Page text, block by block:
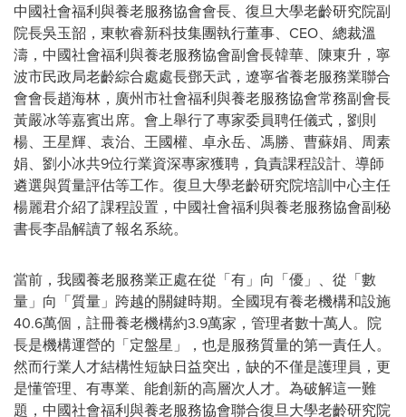
中國社會福利與養老服務協會會長、復旦大學老齡研究院副
院長吳玉韶，東軟睿新科技集團執行董事、CEO、總裁溫
濤，中國社會福利與養老服務協會副會長韓華、陳東升，寧
波市民政局老齡綜合處處長鄧天武，遼寧省養老服務業聯合
會會長趙海林，廣州市社會福利與養老服務協會常務副會長
黃嚴冰等嘉賓出席。會上舉行了專家委員聘任儀式，劉則
楊、王星輝、袁治、王國權、卓永岳、馮勝、曹蘇娟、周素
娟、劉小冰共9位行業資深專家獲聘，負責課程設計、導師
遴選與質量評估等工作。復旦大學老齡研究院培訓中心主任
楊麗君介紹了課程設置，中國社會福利與養老服務協會副秘
書長李晶解讀了報名系統。
當前，我國養老服務業正處在從「有」向「優」、從「數
量」向「質量」跨越的關鍵時期。全國現有養老機構和設施
40.6萬個，註冊養老機構約3.9萬家，管理者數十萬人。院
長是機構運營的「定盤星」，也是服務質量的第一責任人。
然而行業人才結構性短缺日益突出，缺的不僅是護理員，更
是懂管理、有專業、能創新的高層次人才。為破解這一難
題，中國社會福利與養老服務協會聯合復旦大學老齡研究院